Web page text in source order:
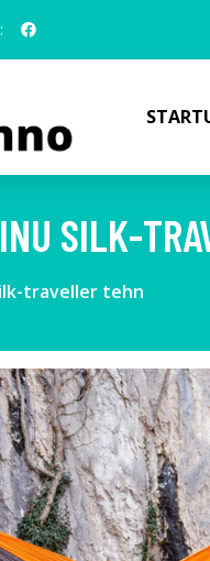
SILK-
traveller tehn